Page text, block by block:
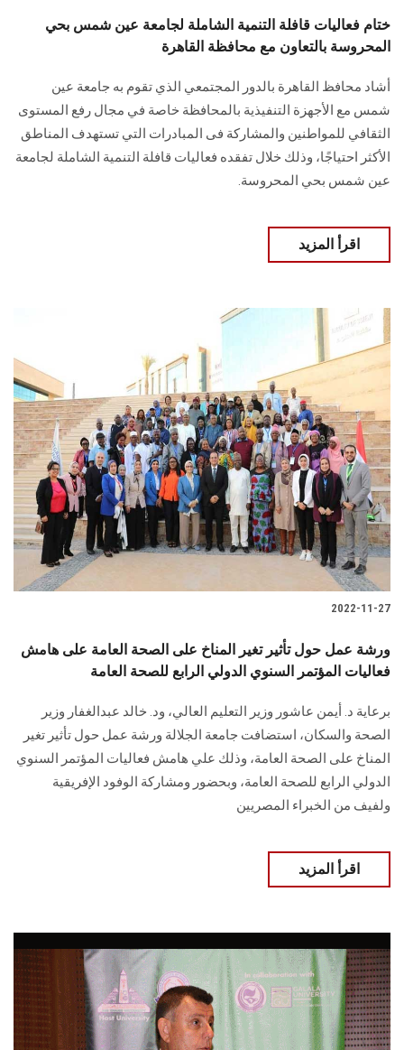
الزائـرون
سجل الان
ختام فعاليات قافلة التنمية الشاملة لجامعة عين شمس بحي
المحروسة بالتعاون مع محافظة القاهرة
أشاد محافظ القاهرة بالدور المجتمعي الذي تقوم به جامعة عين
شمس مع الأجهزة التنفيذية بالمحافظة خاصة في مجال رفع المستوى
الثقافي للمواطنين والمشاركة فى المبادرات التي تستهدف المناطق
الأكثر احتياجًا، وذلك خلال تفقده فعاليات قافلة التنمية الشاملة لجامعة
عين شمس بحي المحروسة.
اقرأ المزيد
2022-11-27
ورشة عمل حول تأثير تغير المناخ على الصحة العامة على هامش
فعاليات المؤتمر السنوي الدولي الرابع للصحة العامة
برعاية د. أيمن عاشور وزير التعليم العالي، ود. خالد عبدالغفار وزير
الصحة والسكان، استضافت جامعة الجلالة ورشة عمل حول تأثير تغير
المناخ على الصحة العامة، وذلك علي هامش فعاليات المؤتمر السنوي
الدولي الرابع للصحة العامة، وبحضور ومشاركة الوفود الإفريقية
ولفيف من الخبراء المصريين
اقرأ المزيد